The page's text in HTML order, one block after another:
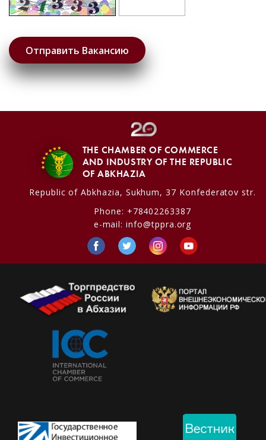
THE CHAMBER OF COMMERCE
AND INDUSTRY OF THE REPUBLIC
OF ABKHAZIA
Republic of Abkhazia, Sukhum, 37 Konfederatov str.
Phone: +78402263387
e-mail:info@tppra.org